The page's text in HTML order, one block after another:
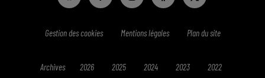
Gestion des cookies Mentions légales Plan du site
Archives 2026 2025 2024 2023 2022